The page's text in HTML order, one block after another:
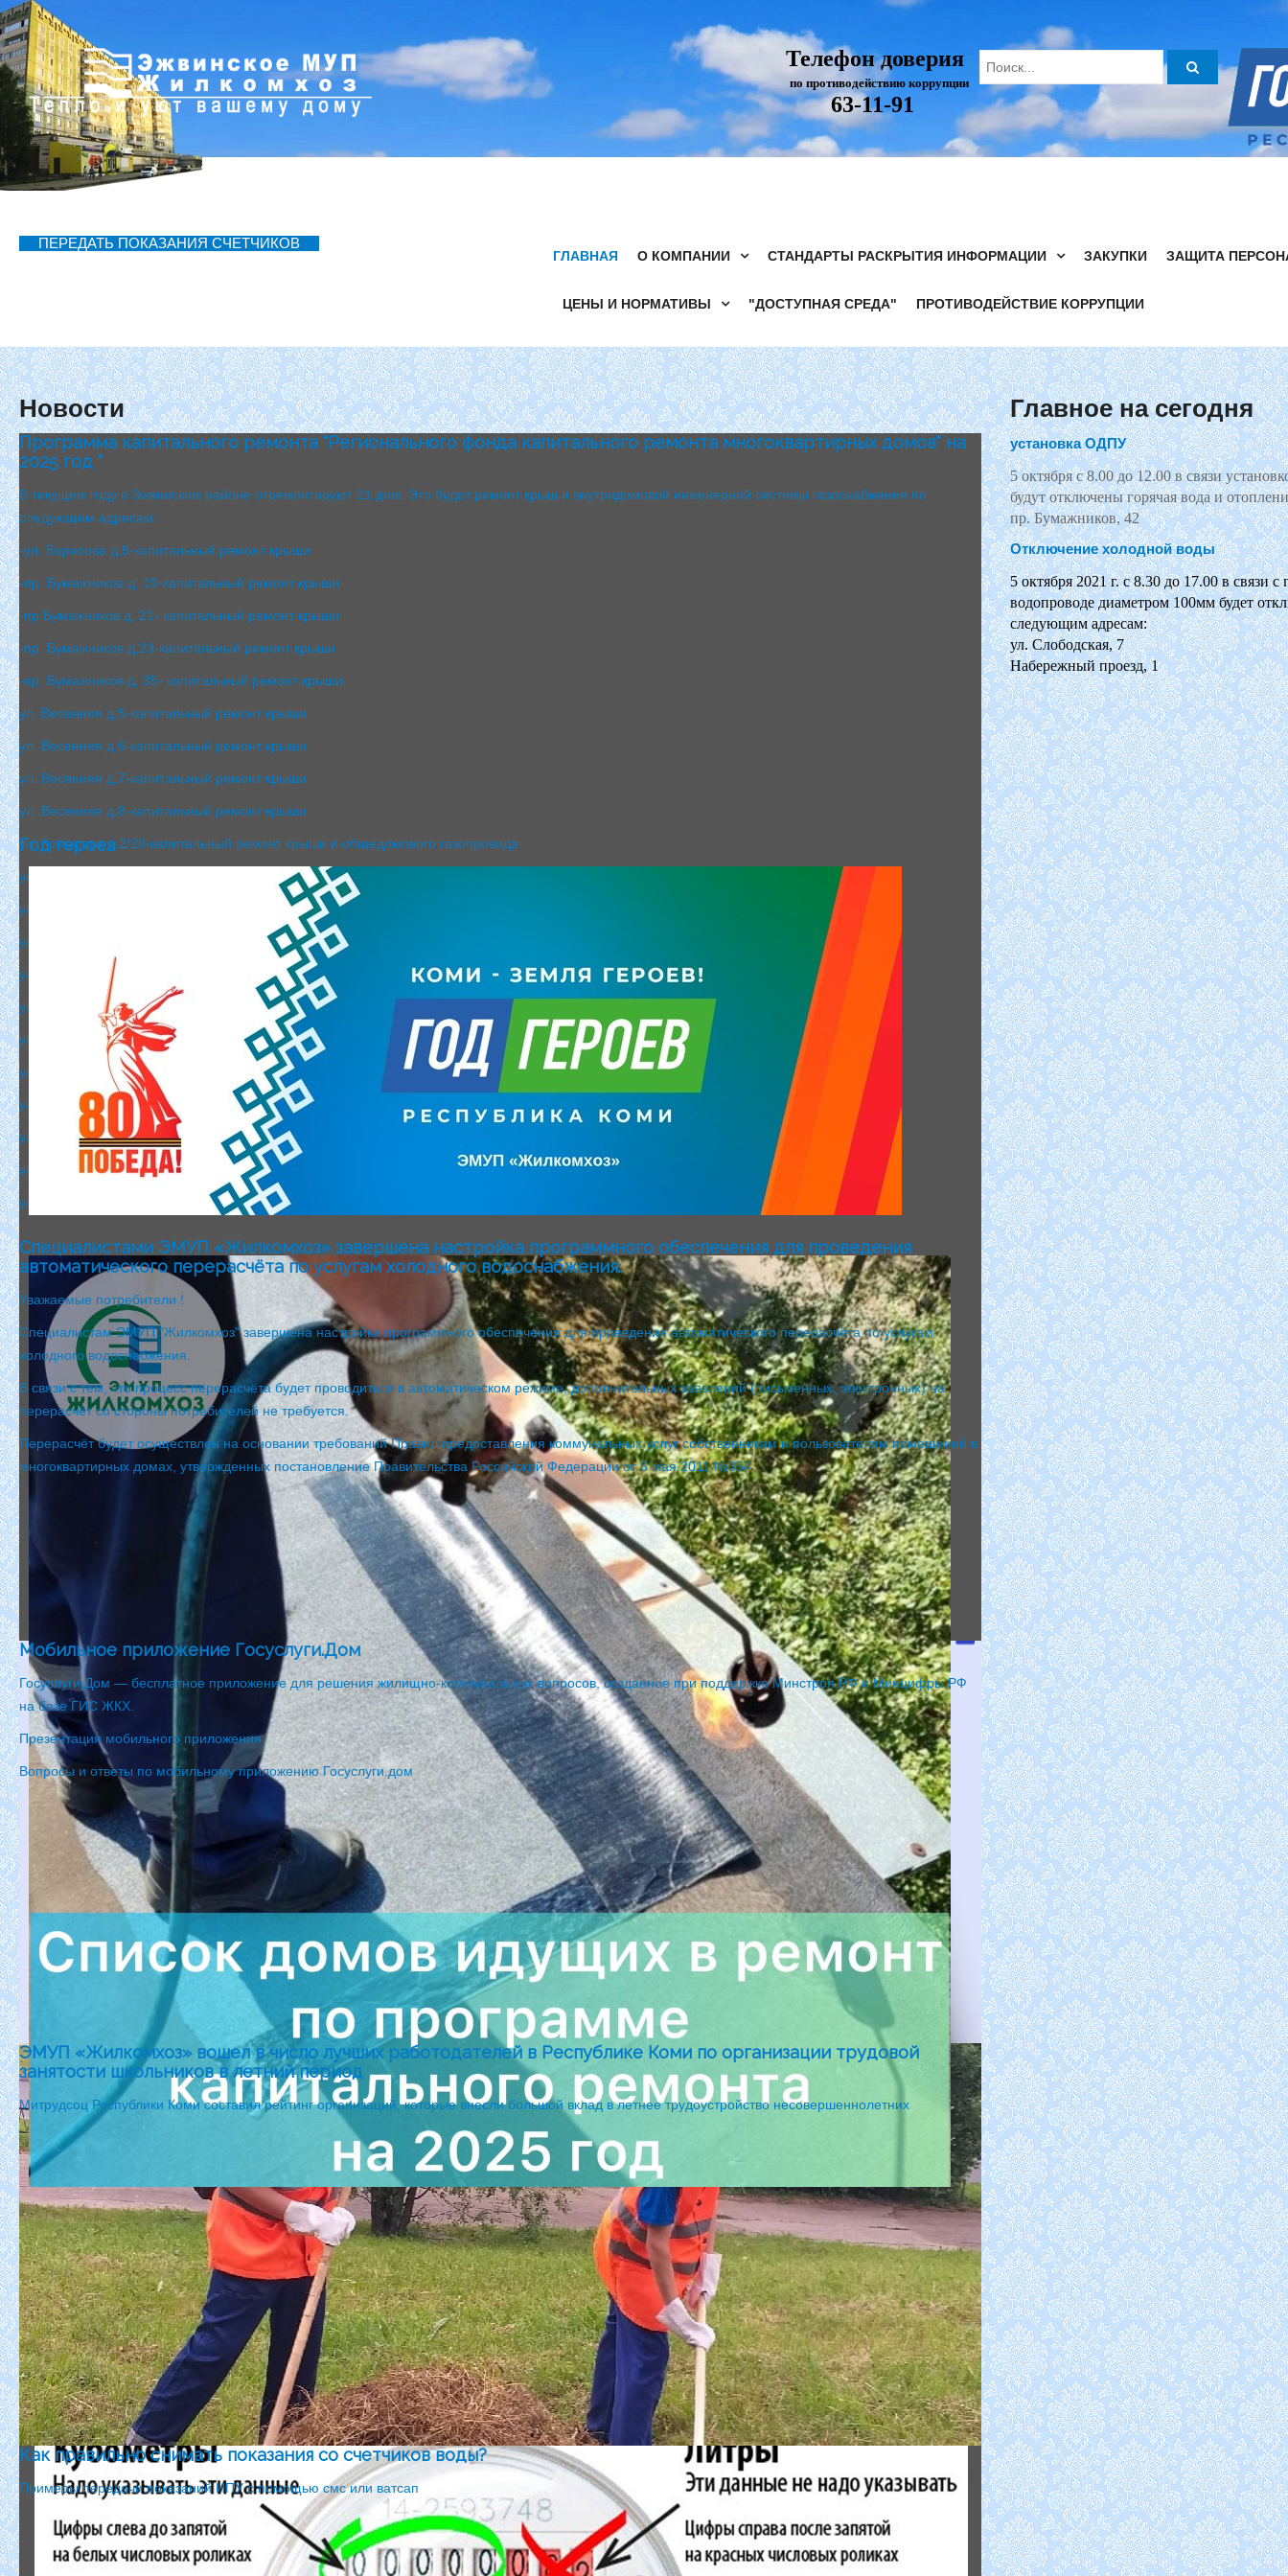
Телефон доверия
по противодействию коррупции
63-11-91
ПЕРЕДАТЬ ПОКАЗАНИЯ СЧЕТЧИКОВ
ГЛАВНАЯ О КОМПАНИИ СТАНДАРТЫ РАСКРЫТИЯ ИНФОРМАЦИИ ЗАКУПКИ ЗАЩИТА
ЦЕНЫ И НОРМАТИВЫ "ДОСТУПНАЯ СРЕДА" ПРОТИВОДЕЙСТВИЕ КОРРУПЦИИ
Новости
Программа капитального ремонта "Регионального фонда капитального ремонта многоквартирных домов" на
2025 год "
В текущем году в Эжвинском районе отремонтируют 21 дом. Это будет ремонт крыш и внутридомовой инженерной системы газоснабжения по
следующим адресам:
-ул. Борисова д.8-капитальный ремонт крыши
-пр. Бумажников д. 19-капитальный ремонт крыши
-пр.Бумажников д. 21- капитальный ремонт крыши
-пр. Бумажников д.23-капитальный ремонт крыши
-пр. Бумажников д. 35- капитальный ремонт крыши
ул. Весенняя д.5-капитальный ремонт крыши
ул. Весенняя д.6-капитальный ремонт крыши
ул. Весенняя д.7-капитальный ремонт крыши
ул. Весенняя д.8-капитальный ремонт крыши
ул. Комарова д.2/20-капитальный ремонт крыши и общедомового газопровода
ул. Комарова д.6-капитальный ремонт крыши и общедомового газопровода
ул. Комарова д.10- капитальный ремонт крыши и общедомового газопровода
ул.Комарова д. 16-капитальный ремонт крыши и общедомового газопровода
ул. Комарова д.18-капитальный ремонт крыши и общедомового газопровода
ул. Комарова д.20- капитальный ремонт крыши и общедомового газопровода
ул. Маяковского д.10-капитальный ремонт крыши
ул. Мира д.9 капитальный ремонт крыши
ул. Набережный проезд д.4-капитальный ремонт крыши
ул. Набережный проезд д. 6-капитальный ремонт крыши и общедомового газопровода
ул. Набережный проезд д.7-капитальный ремонт крыши и общедомового газопровода
ул. Слободская д.23-капитальный ремонт крыши и общедомового газопровода
Год героев
Специалистами ЭМУП «Жилкомхоз» завершена настройка программного обеспечения для проведения
автоматического перерасчёта по услугам холодного водоснабжения.
Уважаемые потребители !
Специалистам ЭМУП "Жилкомхоз" завершена настройка программного обеспечения для проведения автоматического перерасчёта по услугам
холодного водоснабжения.
В связи с тем, что процесс перерасчёта будет проводиться в автоматическом режиме, дополнительных заявлений (письменных, электронных) на
перерасчёт со стороны потребителей не требуется.
Перерасчёт будет осуществлен на основании требований Правил предоставления коммунальных услуг собственникам и пользователям помещений в
многоквартирных домах, утвержденных постановление Правительства Российской Федерации от 6 мая 2011 №354
Мобильное приложение Госуслуги.Дом
Госуслуги.Дом — бесплатное приложение для решения жилищно-коммунальныхвопросов, созданное при поддержке Минстроя РФ и Минцифры РФ
на базе ГИС ЖКХ.
Презентация мобильного приложения
Вопросы и ответы по мобильному приложению Госуслуги.дом
ЭМУП «Жилкомхоз» вошел в число лучших работодателей в Республике Коми по организации трудовой
занятости школьников в летний период
Митрудсоц Республики Коми составил рейтинг организаций, которые внесли большой вклад в летнее трудоустройство несовершеннолетних
Как правильно снимать показания со счетчиков воды?
Примеры передачи показаний ИПУ с помощью смс или ватсап
Главное на сегодня
установка ОДПУ
5 октября с 8.00 до 12.00 в связи
будут отключены горячая вода и
пр. Бумажников, 42
Отключение холодной воды
5 октября 2021 г. с 8.30 до 17.00 в связи
водопроводе диаметром 100мм будет
следующим адресам:
ул. Слободская, 7
Набережный проезд, 1